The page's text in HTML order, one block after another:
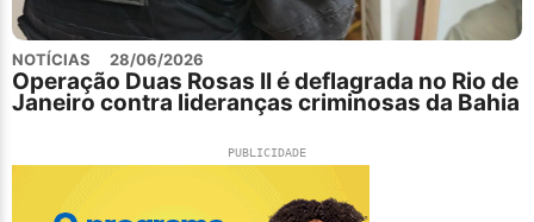
NOTÍCIAS 28/06/2026
Operação Duas Rosas II é deflagrada no Rio de
Janeiro contra lideranças criminosas da Bahia
PUBLICIDADE